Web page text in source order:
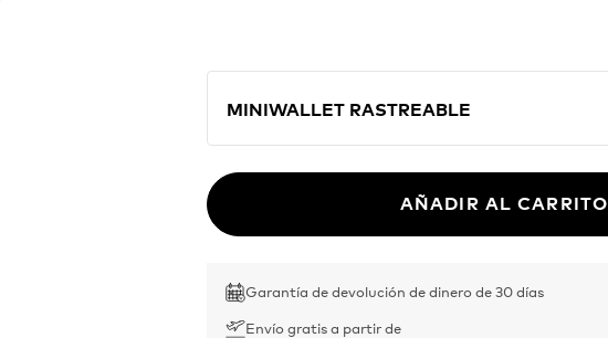
MINIWALLET RASTREABLE
AÑADIR AL CARRITO
Garantía de devolución de dinero de 30 días
Envío gratis a partir de